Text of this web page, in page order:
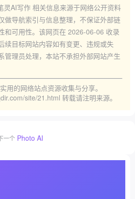
灵AI写作相关信息来源于网络公开资料
做导航索引与信息整理，不保证外部链
和可用性。该网页在 2026-06-06 收录
续目标网站内容如有变更、违规或失
管理员处理，本站不承担外部网站产生
用的网络站点资源收集与分享。
site/21.html 转载请注明来源。
一个 Photo AI